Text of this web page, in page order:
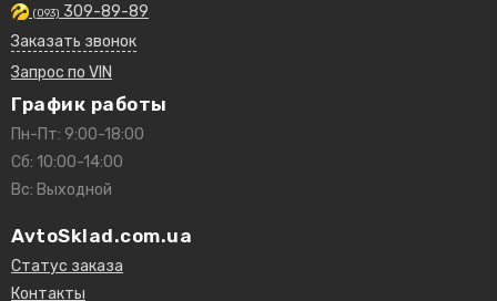
(093) 309-89-89
Заказать звонок
Запрос по VIN
График работы
Пн-Пт: 9:00-18:00
Сб: 10:00-14:00
Вс: Выходной
AvtoSklad.com.ua
Статус заказа
Контакты